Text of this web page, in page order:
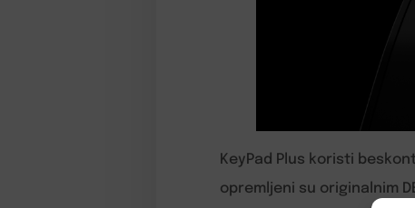
KeyPad Plus koristi
opremljeni su originalnim